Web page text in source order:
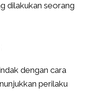
dilakukan seorang
dengan cara
perilaku